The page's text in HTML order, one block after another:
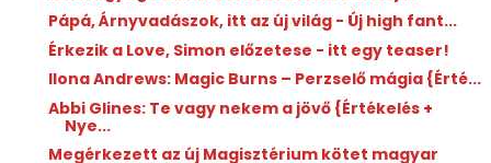
Pápá, Árnyvadászok, itt az új világ - Új high fant...
Érkezik a Love, Simon előzetese - itt egy teaser!
Ilona Andrews: Magic ​Burns – Perzselő mágia {Érté...
Abbi Glines: Te vagy nekem a jövő {Értékelés +
Nye...
Megérkezett az új Magisztérium kötet magyar